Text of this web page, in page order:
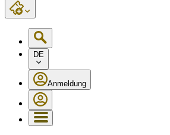
DE
Anmeldung